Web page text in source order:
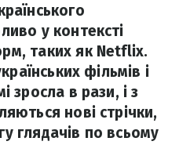
у контексті
таких як Netflix.
фільмів і
зросла в рази, і з
нові стрічки,
глядачів по всьому